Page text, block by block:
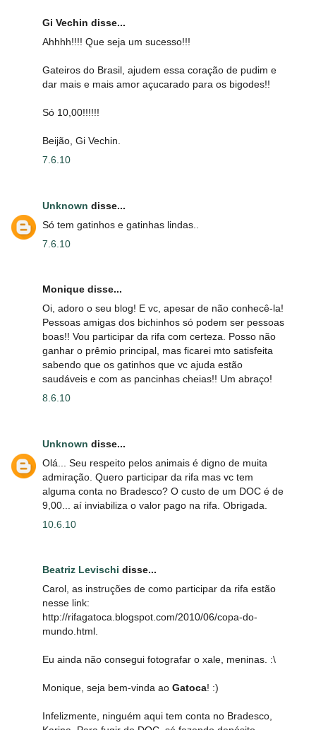
Gi Vechin disse...
Ahhhh!!!! Que seja um sucesso!!!
Gateiros do Brasil, ajudem essa coração de pudim e
dar mais e mais amor açucarado para os bigodes!!
Só 10,00!!!!!!
Beijão, Gi Vechin.
7.6.10
Unknown disse...
Só tem gatinhos e gatinhas lindas..
7.6.10
Monique disse...
Oi, adoro o seu blog! E vc, apesar de não conhecê-la!
Pessoas amigas dos bichinhos só podem ser pessoas
boas!! Vou participar da rifa com certeza. Posso não
ganhar o prêmio principal, mas ficarei mto satisfeita
sabendo que os gatinhos que vc ajuda estão
saudáveis e com as pancinhas cheias!! Um abraço!
8.6.10
Unknown disse...
Olá... Seu respeito pelos animais é digno de muita
admiração. Quero participar da rifa mas vc tem
alguma conta no Bradesco? O custo de um DOC é de
9,00... aí inviabiliza o valor pago na rifa. Obrigada.
10.6.10
Beatriz Levischi disse...
Carol, as instruções de como participar da rifa estão
nesse link:
http://rifagatoca.blogspot.com/2010/06/copa-do-
mundo.html.
Eu ainda não consegui fotografar o xale, meninas. :\
Monique, seja bem-vinda ao Gatoca! :)
Infelizmente, ninguém aqui tem conta no Bradesco,